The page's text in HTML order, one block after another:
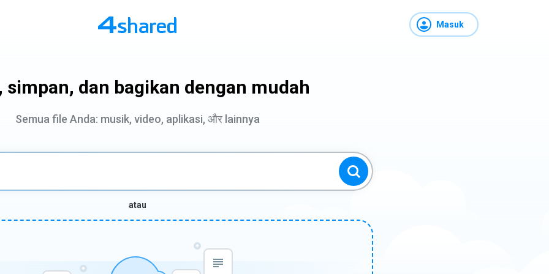
Masuk
simpan, dan bagikan dengan mudah
Semua file Anda: musik, video, aplikasi, और lainnya
atau